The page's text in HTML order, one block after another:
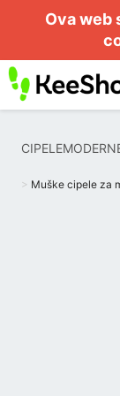
Ova web
Muške cipele za